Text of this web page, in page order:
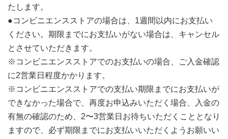
たします。
●コンビニエンスストアの場合は、1週間以内にお支払い
ください。期限までにお支払いがない場合は、キャンセル
とさせていただきます。
※コンビニエンスストアでのお支払いの場合、ご入金確認
に2営業日程度かかります。
※コンビニエンスストアでの支払い期限までにお支払いが
できなかった場合で、再度お申込みいただく場合、入金の
有無の確認のため、2〜3営業日お待ちいただくこととなり
ますので、必ず期限までにお支払いいただくようお願いい